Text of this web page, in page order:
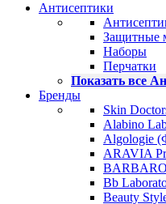
Антисептики
Защитные
Наборы
Перчатки
Показать все
Бренды
Skin
Alabino
Algologie
ARAVIA
BARBARO
Bb
Beauty